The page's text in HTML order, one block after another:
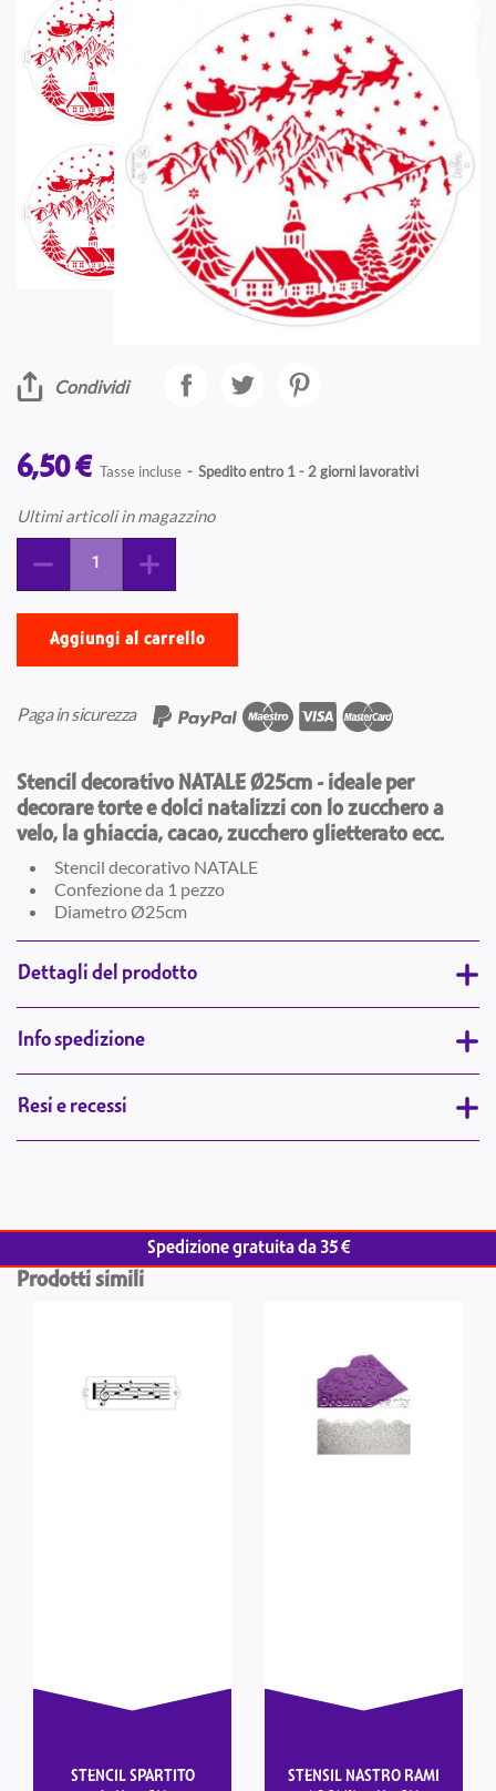
Condividi
6,50 € Tasse incluse Spedito entro 1 - 2 giorni lavorativi
Ultimi articoli in magazzino
Aggiungi al carrello
Paga in sicurezza
Stencil decorativo NATALE Ø25cm - ideale per
decorare torte e dolci natalizzi con lo zucchero a
velo, la ghiaccia, cacao, zucchero glietterato ecc.
Stencil decorativo NATALE
Confezione da 1 pezzo
Diametro Ø25cm
Dettagli del prodotto
Info spedizione
Resi e recessi
Spedizione gratuita da 35 €
Prodotti simili
STENCIL SPARTITO
STENSIL NASTRO RAMI